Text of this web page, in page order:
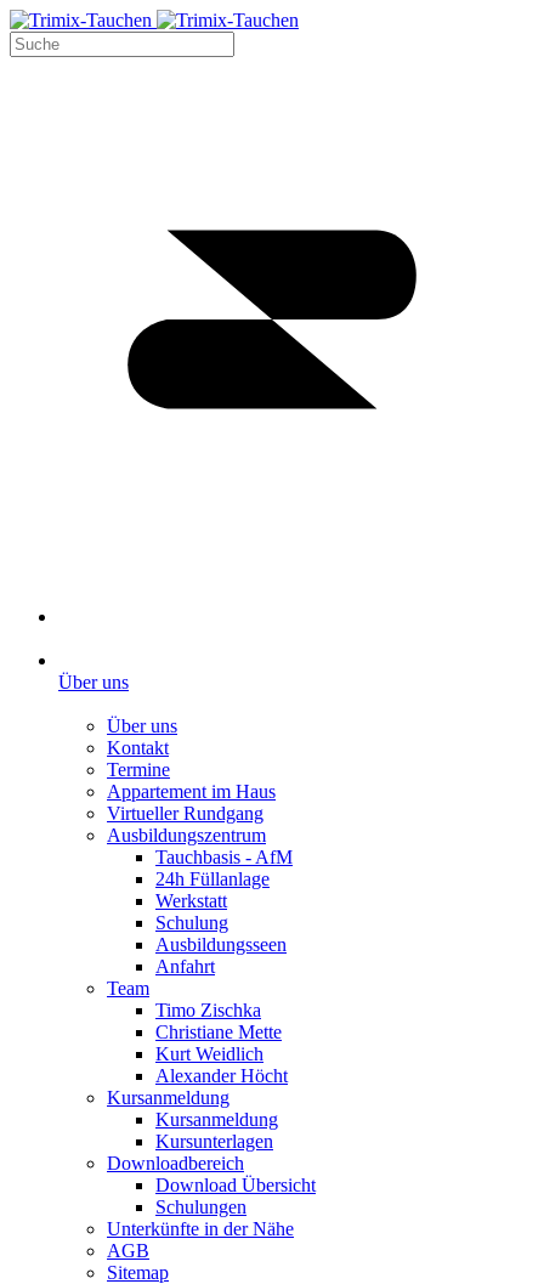
Über uns
Über uns
Kontakt
Termine
Appartement im Haus
Virtueller Rundgang
Ausbildungszentrum
Tauchbasis - AfM
24h Füllanlage
Werkstatt
Schulung
Ausbildungsseen
Anfahrt
Team
Timo Zischka
Christiane Mette
Kurt Weidlich
Alexander Höcht
Kursanmeldung
Kursanmeldung
Kursunterlagen
Downloadbereich
Download Übersicht
Schulungen
Unterkünfte in der Nähe
AGB
Sitemap